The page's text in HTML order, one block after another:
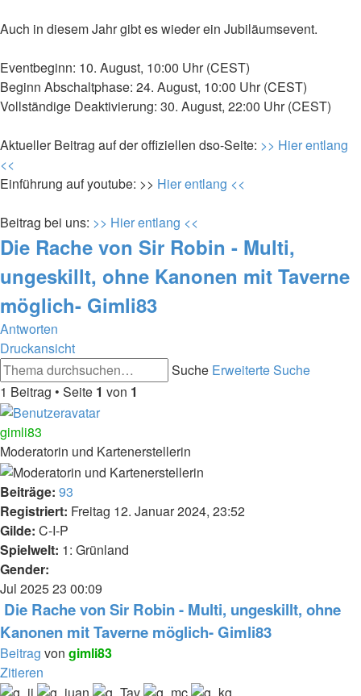
Auch in diesem Jahr gibt es wieder ein Jubiläumsevent.
Eventbeginn: 10. August, 10:00 Uhr (CEST)
Beginn Abschaltphase: 24. August, 10:00 Uhr (CEST)
Vollständige Deaktivierung: 30. August, 22:00 Uhr (CEST)
Aktueller Beitrag auf der offiziellen dso-Seite: >> Hier entlang
<<
Einführung auf youtube: >> Hier entlang <<
Beitrag bei uns: >> Hier entlang <<
Die Rache von Sir Robin - Multi,
ungeskillt, ohne Kanonen mit Taverne
möglich- Gimli83
Antworten
Druckansicht
Suche Erweiterte Suche
1 Beitrag • Seite 1 von 1
gimli83
Moderatorin und Kartenerstellerin
Beiträge: 93
Registriert: Freitag 12. Januar 2024, 23:52
Gilde: C-I-P
Spielwelt: 1: Grünland
Gender:
Jul 202523 00:09
Die Rache von Sir Robin - Multi, ungeskillt, ohne
Kanonen mit Taverne möglich- Gimli83
Beitrag von gimli83
Zitieren